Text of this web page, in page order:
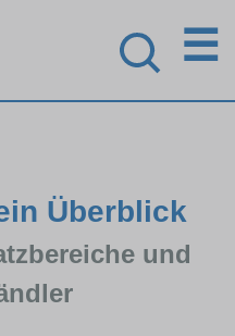
☰
Überblick
und